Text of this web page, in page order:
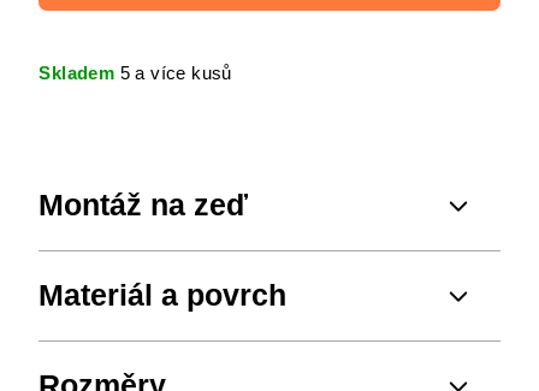
Skladem 5 a více kusů
Montáž na zeď
Materiál a povrch